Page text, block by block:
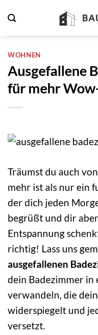
Inhalt
springen
WOHNEN
Ausgefallene
für mehr
Träumst du auch
mehr ist als nur ein
der dich jeden
begrüßt und dir
Entspannung
richtig! Lass uns
ausgefallenen
dein Badezimmer in
verwandeln, die
widerspiegelt und
versetzt.